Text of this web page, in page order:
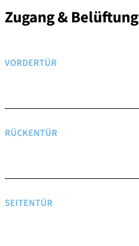
Zugang & Belüftung
VORDERTÜR
RÜCKENTÜR
SEITENTÜR